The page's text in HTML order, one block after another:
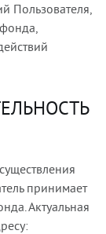
Пользователя,
принимает
Актуальная